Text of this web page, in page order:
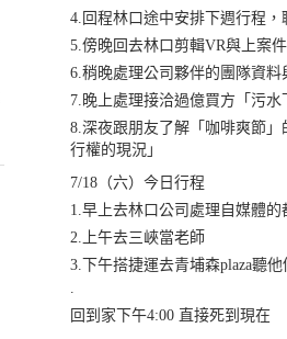
4.回程林口途中安排下週行程，
5.傍晚回去林口剪輯VR與上案
6.稍晚處理公司夥伴的團隊資料
7.晚上處理接洽過億買方「污水
8.深夜跟朋友了解「咖啡爽節
行權的現況」
7/18（六）今日行程
1.早上去林口公司處理自媒體的
2.上午去三峽當老師
3.下午搭捷運去青埔森plaza聽
.
回到家下午4:00 直接死到現在